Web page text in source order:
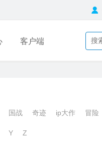
客户端
国战 奇迹 ip大作 冒险
Y Z